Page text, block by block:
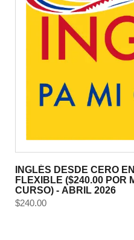
INGLÉS DESDE CERO
FLEXIBLE ($240.00 POR
CURSO) - ABRIL 2026
$240.00